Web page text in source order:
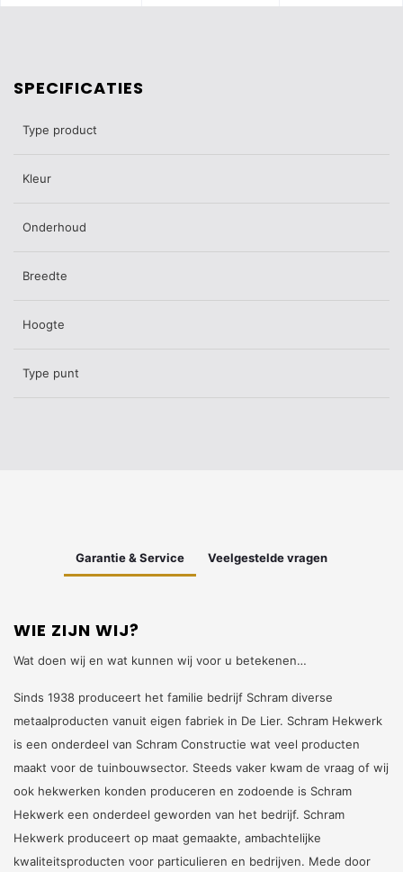
SPECIFICATIES
Type product
Kleur
Onderhoud
Breedte
Hoogte
Type punt
Garantie & Service Veelgestelde vragen
WIE ZIJN WIJ?
Wat doen wij en wat kunnen wij voor u betekenen…
Sinds 1938 produceert het familie bedrijf Schram diverse
metaalproducten vanuit eigen fabriek in De Lier. Schram Hekwerk
is een onderdeel van Schram Constructie wat veel producten
maakt voor de tuinbouwsector. Steeds vaker kwam de vraag of wij
ook hekwerken konden produceren en zodoende is Schram
Hekwerk een onderdeel geworden van het bedrijf. Schram
Hekwerk produceert op maat gemaakte, ambachtelijke
kwaliteitsproducten voor particulieren en bedrijven. Mede door